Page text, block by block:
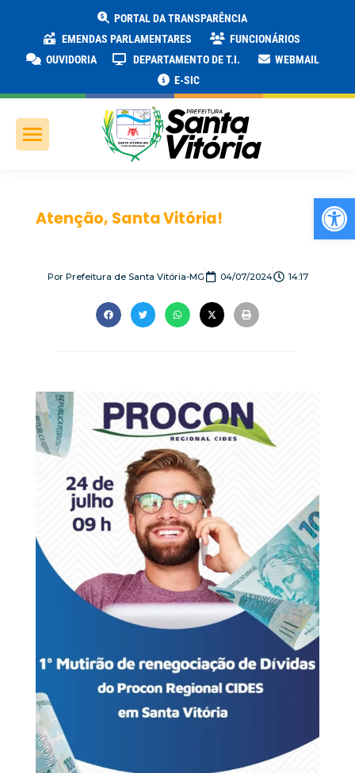
PORTAL DA TRANSPARÊNCIA
EMENDAS PARLAMENTARES
FUNCIONÁRIOS
OUVIDORIA
DEPARTAMENTO DE T.I.
WEBMAIL
E-SIC
Atenção, Santa Vitória!
PorPrefeitura de Santa Vitória-MG 04/07/2024 14:17